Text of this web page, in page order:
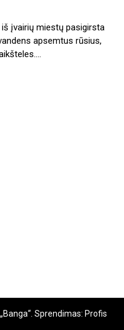
įvairių miestų pasigirsta
apsemtus rūsius,
Sprendimas: Profis